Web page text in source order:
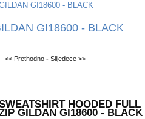
GI18600 - BLACK
GI18600 - BLACK
<< Prethodno- Slijedece >>
HOODED FULL
GILDAN GI18600 - BLACK